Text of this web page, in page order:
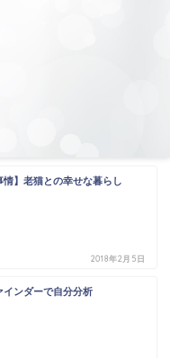
情】老猫との幸せな暮らし
2018年2月5日
インダーで自分分析